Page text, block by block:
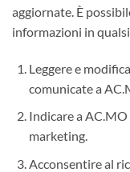
aggiornate. È
informazioni in
Leggere e
comunicate a
Indicare a AC.MO
marketing.
Acconsentire al